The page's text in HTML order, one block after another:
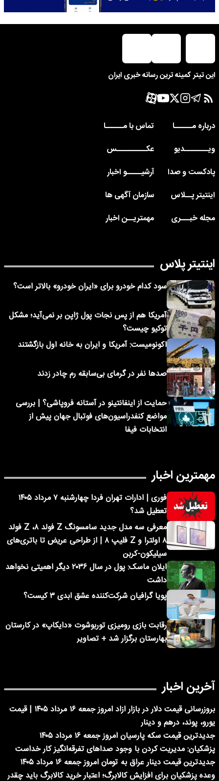
این تیتر کمینه ترین رسانه خبری ایران
درباره مــــــا
تماس با مــــــا
ویــــــــدیو
عکــــــــــس
پادکست و صدا
آرشیـــــو اخبار
اینتیتر پــلاس
سازمان آگهی ها
مجله خبـــری
مهمتریــن اخبار
اینتیتر پلاس
سود کدام خودرو برای «ایران خودرو» بالاتر است؟
آمریکا هم از پس نجات پول ژاپن بر نمی‌آید؛ مشکل
توکیو چیست؟
اکونومیست: آمریکا و ایران به خانه اول بازگشتند
صدها نفر در گرمای بی‌سابقه رم چادر زدند
حمایت از اینفانتینو در آستانه فروپاشی؟ | بررسی
مواضع کنفدراسیون‌های فوتبال جهان پیش از
انتخابات فیفا
مهمترین اخبار
فوری | ادارات تهران فردا چهارشنبه ۷ مرداد ۱۴۰۵
تعطیل شد؟
معرفی سه مدل جدید سامسونگ Z فولد ۸، Z فولد
۸ اولترا و Z فلیپ ۸ | از طراحی عریض تا باتری‌های
سیلیکون-کربن
ایلان ماسک: پول در سال ۲۰۳۶ دیگر اهمیتی نخواهد
داشت
پویا گرافیان شرکت‌کننده عشق ابدی ۳ کیست؟
رقابت بازی رومیزی توربوشوت «دایکاپ» در کارستان
بهارستان برگزار شد + تصاویر
آخرین اخبار
بروزرسانی قیمت دلار در بازار ازاد امروز جمعه ۱۶ مرداد ۱۴۰۵ | قیمت
یورو، پوند، درهم و دینار
جدیدترین قیمت سکه پارسیان امروز جمعه ۱۶ مرداد ۱۴۰۵
پزشکیان: مدیریت کردن با وجود صداهای تفرقه‌انگیز کار خداست
جدیدترین قیمت دینار عراق به تومان امروز جمعه ۱۶ مرداد ۱۴۰۵
وعده پزشکیان برای افزایش کالابرگ؛ اعتبار خرید کالابرگ باید چقدر